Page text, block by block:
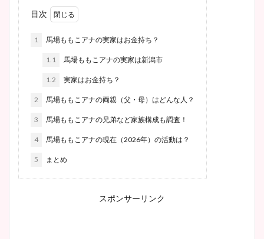
目次
1 馬場ももこアナの実家はお金持ち？
1.1 馬場ももこアナの実家は新潟市
1.2 実家はお金持ち？
2 馬場ももこアナの両親（父・母）はどんな人？
3 馬場ももこアナの兄弟など家族構成も調査！
4 馬場ももこアナの現在（2026年）の活動は？
5 まとめ
スポンサーリンク